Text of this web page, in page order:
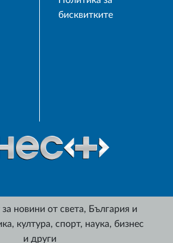
бисквитките
новини от света, България и
култура, спорт, наука, бизнес
и други